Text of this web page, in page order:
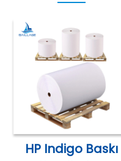
HP Indigo Baskı